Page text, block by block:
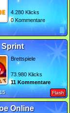
4.280 Klicks
0 Kommentare
Brettspiele
73.980 Klicks
11 Kommentare
Flash
Online